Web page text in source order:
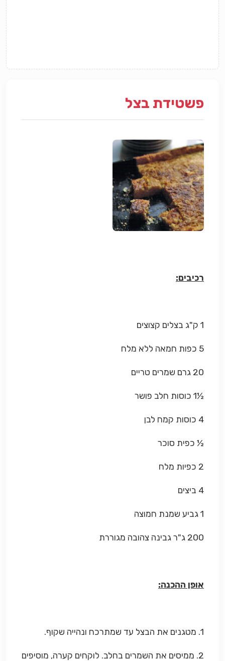
פשטידת בצל
רכיבים:
1 ק"ג בצלים קצוצים
5 כפות חמאה ללא מלח
20 גרם שמרים טריים
½1 כוסות חלב פושר
4 כוסות קמח לבן
½ כפית סוכר
2 כפיות מלח
4 ביצים
1 גביע שמנת חמוצה
200 ג"ר גבינה צהובה מגוררת
אופן ההכנה:
1. מטגנים את הבצל עד שמתרכח ונהייה שקוף.
2. ממיסים את השמרים בחלב. לוקחים קערה, מוסיפים